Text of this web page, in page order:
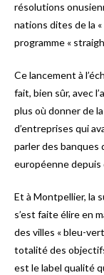
résolutions
nations dites de la
programme «
Ce lancement à
fait, bien sûr, avec
plus où donner de
d’entreprises qui
parler des banques
européenne depuis
Et à Montpellier, la
s’est faite élire en
des villes « bleu-
totalité des
est le label qualité